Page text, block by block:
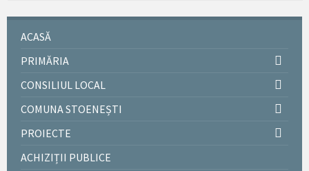
ACASĂ
PRIMĂRIA
CONSILIUL LOCAL
COMUNA STOENEȘTI
PROIECTE
ACHIZIȚII PUBLICE